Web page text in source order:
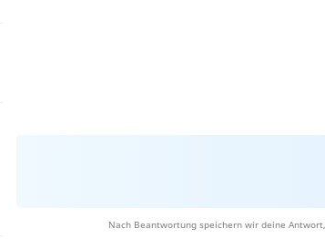
Nach Beantwortung speichern wir deine